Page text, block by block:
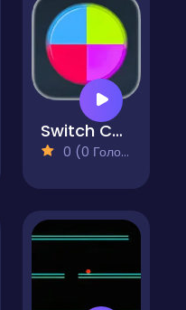
Switch Colors
0 (0 Голосів)